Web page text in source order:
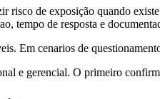
risco de exposição quando
tempo de resposta e
Em cenarios de
e gerencial. O primeiro